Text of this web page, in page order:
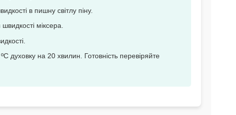
в пишну світлу піну.
міксера.
духовку на 20 хвилин. Готовність перевіряйте